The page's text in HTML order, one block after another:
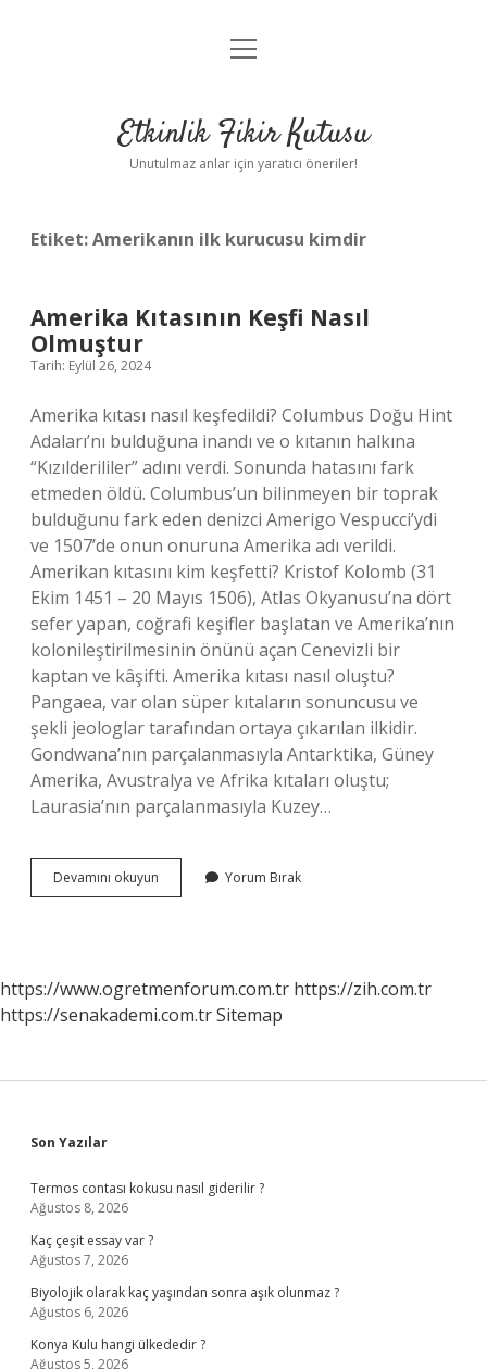
Anasayfa
Yasal Uyarı
menüyü
Etkinlik Fikir Kutusu
Unutulmaz anlar için yaratıcı öneriler!
Etiket:Amerikanın ilk kurucusu kimdir
Amerika Kıtasının Keşfi Nasıl
Olmuştur
Tarih: Eylül 26, 2024
Amerika kıtası nasıl keşfedildi? Columbus Doğu Hint
Adaları’nı bulduğuna inandı ve o kıtanın halkına
“Kızılderililer” adını verdi. Sonunda hatasını fark
etmeden öldü. Columbus’un bilinmeyen bir toprak
bulduğunu fark eden denizci Amerigo Vespucci’ydi
ve 1507’de onun onuruna Amerika adı verildi.
Amerikan kıtasını kim keşfetti? Kristof Kolomb (31
Ekim 1451 – 20 Mayıs 1506), Atlas Okyanusu’na dört
sefer yapan, coğrafi keşifler başlatan ve Amerika’nın
kolonileştirilmesinin önünü açan Cenevizli bir
kaptan ve kâşifti. Amerika kıtası nasıl oluştu?
Pangaea, var olan süper kıtaların sonuncusu ve
şekli jeologlar tarafından ortaya çıkarılan ilkidir.
Gondwana’nın parçalanmasıyla Antarktika, Güney
Amerika, Avustralya ve Afrika kıtaları oluştu;
Laurasia’nın parçalanmasıyla Kuzey…
Devamını okuyun Amerika
Kıtasının
Yorum Bırak
https://www.ogretmenforum.com.tr https://zih.com.tr
https://senakademi.com.trSitemap
Sidebar
Son Yazılar
Termos contası kokusu nasıl giderilir ?
Ağustos 8, 2026
Kaç çeşit essay var ?
Ağustos 7, 2026
Biyolojik olarak kaç yaşından sonra aşık olunmaz ?
Ağustos 6, 2026
Konya Kulu hangi ülkededir ?
Ağustos 5, 2026